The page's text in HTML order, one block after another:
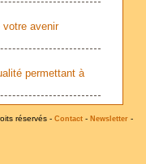
avenir
permettant à
réservés - Contact - Newsletter -